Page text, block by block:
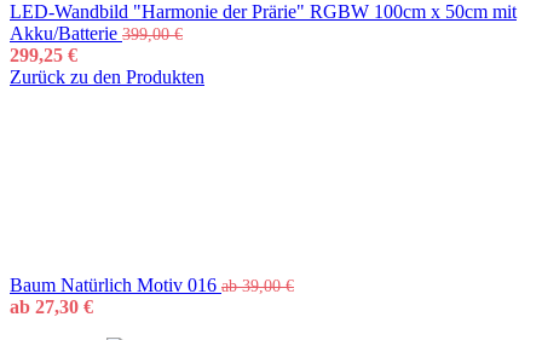
LED-Wandbild "Harmonie der Prärie" RGBW 100cm x 50cm mit
Akku/Batterie 399,00€
299,25 €
Zurück zu den Produkten
Baum Natürlich Motiv 016 ab39,00€
ab 27,30 €